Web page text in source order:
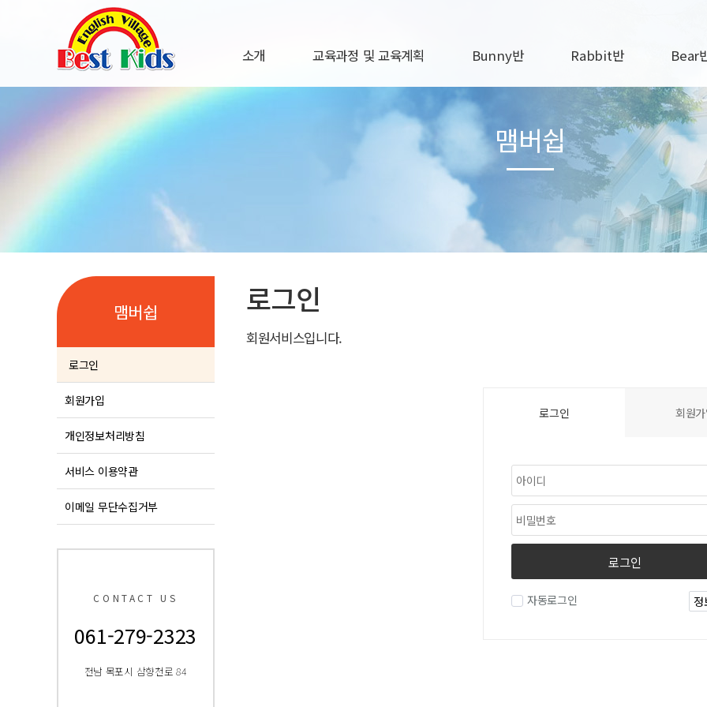
소개 교육과정 및 교육계획
교직원자료실
Bunny반
Bunny A
Bunny B
Bunny C
Rabbit반
Rabbit A
Rabbit B
Rabbit C
Rabbit D
Rabbit E
Rabbit F
Bear
Bear A
Bear B
Bear C
Bear
Bear E
맴버쉽
맴버쉽
로그인
회원가입
개인정보처리방침
서비스 이용약관
이메일 무단수집거부
CONTACT US
061-279-2323
전남 목포시 삼향천로 84
로그인
회원서비스입니다.
로그인 회원
로그인
자동로그인 정